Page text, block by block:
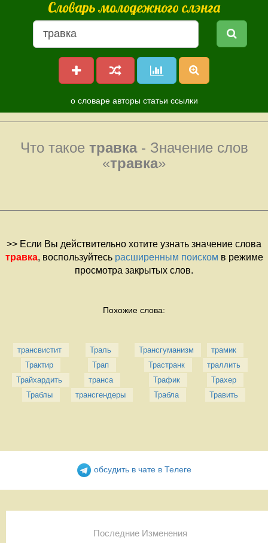
Словарь молодежного слэнга
о словаре авторы статьи ссылки
Что такое травка- Значение слов
«травка»
>> Если Вы действительно хотите узнать значение слова
травка, воспользуйтесь расширенным поиском в режиме
просмотра закрытых слов.
Похожие слова:
трансвистит
Трактир
Трайхардить
Траблы
Траль
Трап
транса
трансгендеры
Трансгуманизм
Трастранк
Трафик
Трабла
трамик
траллить
Трахер
Травить
обсудить в чате в Телеге
Последние Изменения